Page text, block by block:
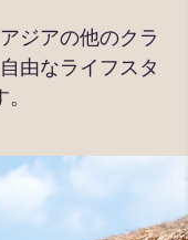
ジアの他のクラ
由なライフスタ